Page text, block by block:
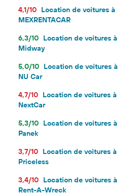
4,1/10 Location de voitures à
MEXRENTACAR
6,3/10 Location de voitures à
Midway
5,0/10 Location de voitures à
NU Car
4,7/10 Location de voitures à
NextCar
5,3/10 Location de voitures à
Panek
3,7/10 Location de voitures à
Priceless
3,4/10 Location de voitures à
Rent-A-Wreck